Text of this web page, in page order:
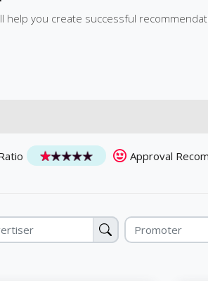
help you create successful
Approval